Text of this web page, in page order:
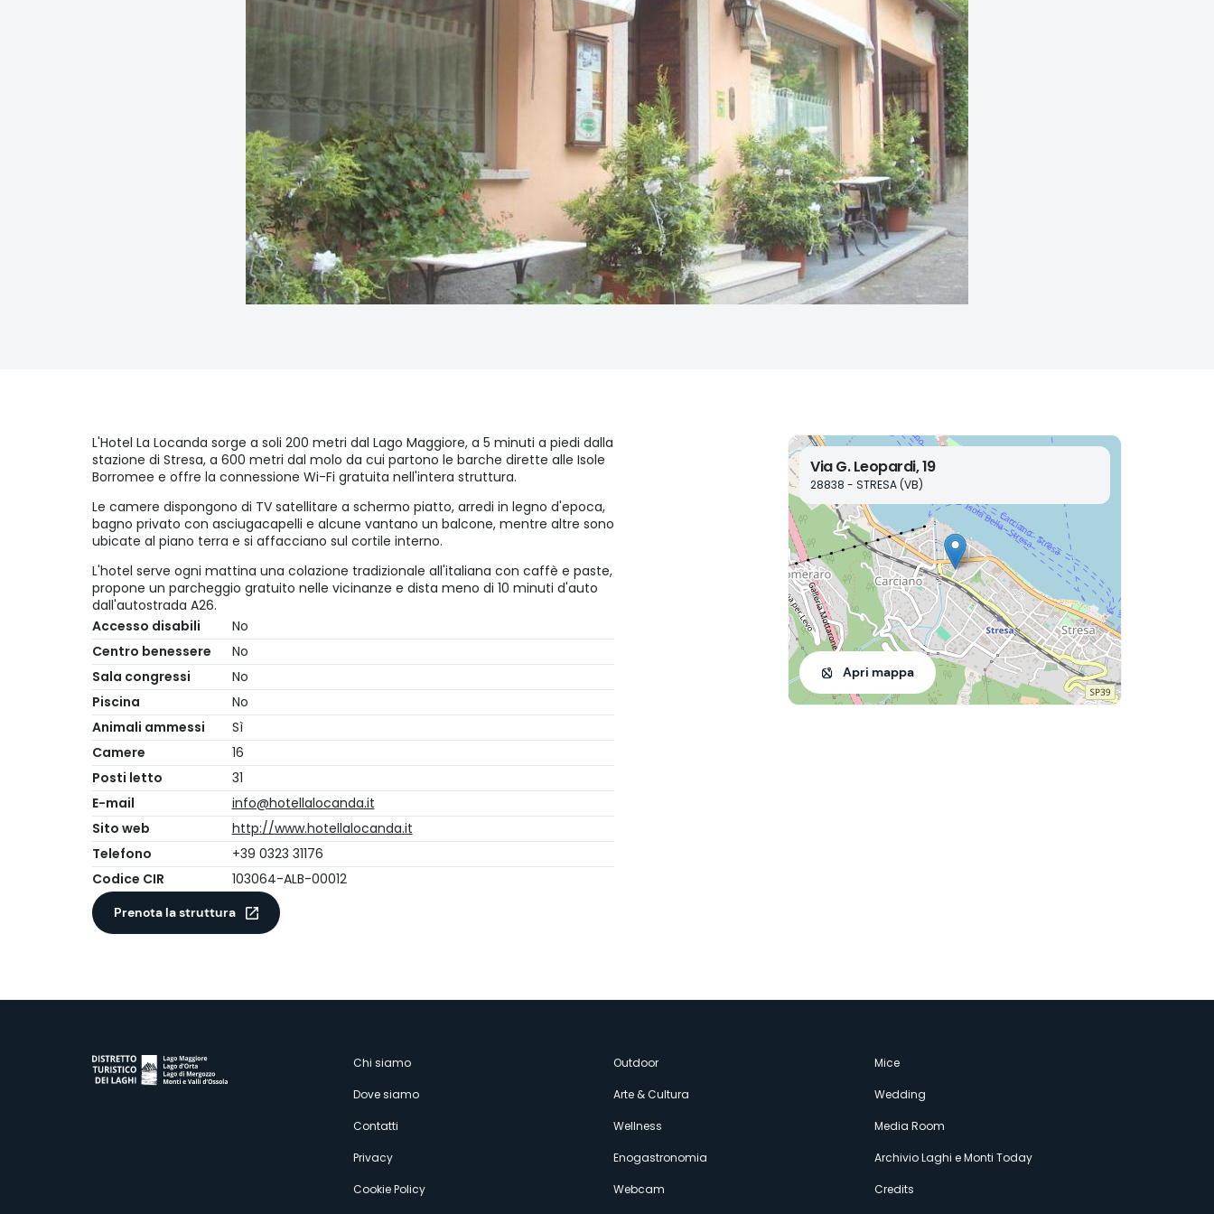
L'Hotel La Locanda sorge a soli 200 metri dal Lago Maggiore, a 5 minuti a piedi dalla
stazione di Stresa, a 600 metri dal molo da cui partono le barche dirette alle Isole
Borromee e offre la connessione Wi-Fi gratuita nell'intera struttura.
Le camere dispongono di TV satellitare a schermo piatto, arredi in legno d'epoca,
bagno privato con asciugacapelli e alcune vantano un balcone, mentre altre sono
ubicate al piano terra e si affacciano sul cortile interno.
L'hotel serve ogni mattina una colazione tradizionale all'italiana con caffè e paste,
propone un parcheggio gratuito nelle vicinanze e dista meno di 10 minuti d'auto
dall'autostrada A26.
Accesso disabili
No
Centro benessere
No
Sala congressi
No
Piscina
No
Animali ammessi
Sì
Camere
16
Posti letto
31
E-mail
info@hotellalocanda.it
Sito web
http://www.hotellalocanda.it
Telefono
+39 0323 31176
Codice CIR
103064-ALB-00012
Prenota la struttura
Via G. Leopardi, 19
28838 - STRESA (VB)
Apri mappa
Menù
secondario
Chi siamo
Dove siamo
Contatti
Privacy
Cookie Policy
Outdoor
Arte & Cultura
Wellness
Enogastronomia
Webcam
Mice
Wedding
Media Room
Archivio Laghi e Monti Today
Credits